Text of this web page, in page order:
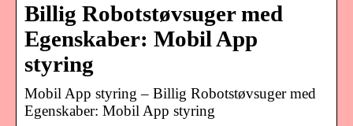
Billig Robotstøvsuger med
Egenskaber: Mobil App
styring
Mobil App styring – Billig Robotstøvsuger med
Egenskaber: Mobil App styring